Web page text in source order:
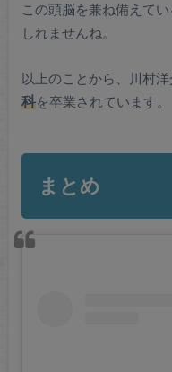
この頭脳を兼ね備えて
しれませんね。
以上のことから、川村
科を卒業されています。
まとめ